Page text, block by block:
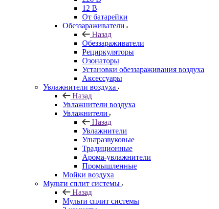
12 В
От батарейки
Обеззараживатели
Назад
Обеззараживатели
Рециркуляторы
Озонаторы
Установки обеззараживания воздуха
Аксессуары
Увлажнители воздуха
Назад
Увлажнители воздуха
Увлажнители
Назад
Увлажнители
Ультразвуковые
Традиционные
Арома-увлажнители
Промышленные
Мойки воздуха
Мульти сплит системы
Назад
Мульти сплит системы